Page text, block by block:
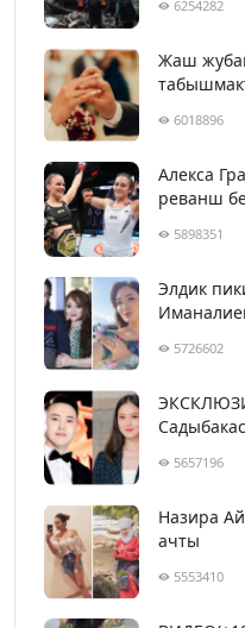
6254282
Жаш
6018896
Алекса
реванш
5898351
Элдик
5726602
5657196
Назира
ачты
5553410